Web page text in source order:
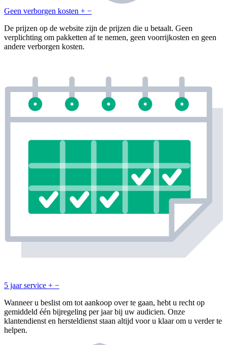
Geen verborgen kosten + −
De prijzen op de website zijn de prijzen die u betaalt. Geen
verplichting om pakketten af te nemen, geen voorrijkosten en geen
andere verborgen kosten.
5 jaar service + −
Wanneer u beslist om tot aankoop over te gaan, hebt u recht op
gemiddeld één bijregeling per jaar bij uw audicien. Onze
klantendienst en hersteldienst staan altijd voor u klaar om u verder te
helpen.